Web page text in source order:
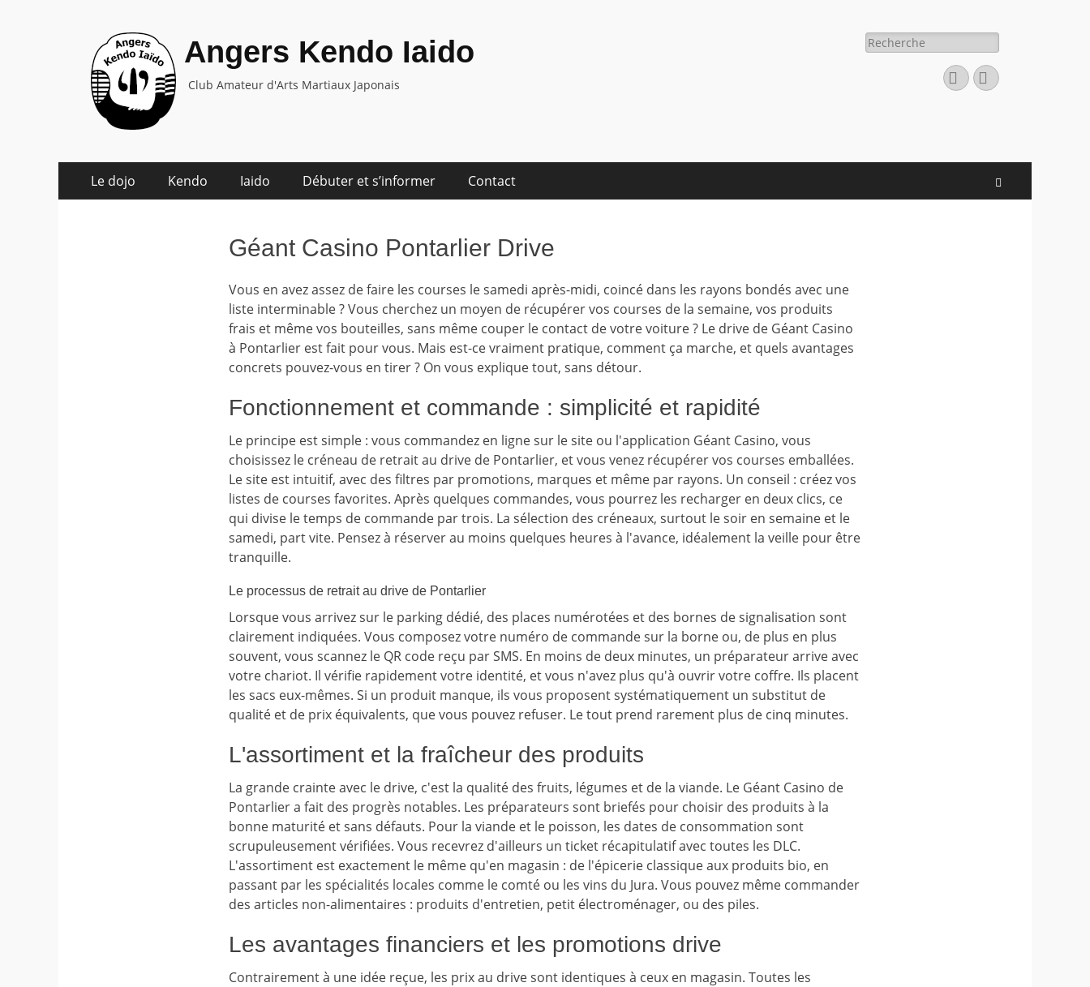
Angers Kendo Iaido
Club Amateur d'Arts Martiaux Japonais
Rechercher :
Facebook
E-
mail
Menu
principal
Le dojo Kendo Iaido Débuter et s’informer Contact
Géant Casino Pontarlier Drive
Vous en avez assez de faire les courses le samedi après-midi, coincé dans les rayons bondés avec une
liste interminable ? Vous cherchez un moyen de récupérer vos courses de la semaine, vos produits
frais et même vos bouteilles, sans même couper le contact de votre voiture ? Le drive de Géant Casino
à Pontarlier est fait pour vous. Mais est-ce vraiment pratique, comment ça marche, et quels avantages
concrets pouvez-vous en tirer ? On vous explique tout, sans détour.
Fonctionnement et commande : simplicité et rapidité
Le principe est simple : vous commandez en ligne sur le site ou l'application Géant Casino, vous
choisissez le créneau de retrait au drive de Pontarlier, et vous venez récupérer vos courses emballées.
Le site est intuitif, avec des filtres par promotions, marques et même par rayons. Un conseil : créez vos
listes de courses favorites. Après quelques commandes, vous pourrez les recharger en deux clics, ce
qui divise le temps de commande par trois. La sélection des créneaux, surtout le soir en semaine et le
samedi, part vite. Pensez à réserver au moins quelques heures à l'avance, idéalement la veille pour être
tranquille.
Le processus de retrait au drive de Pontarlier
Lorsque vous arrivez sur le parking dédié, des places numérotées et des bornes de signalisation sont
clairement indiquées. Vous composez votre numéro de commande sur la borne ou, de plus en plus
souvent, vous scannez le QR code reçu par SMS. En moins de deux minutes, un préparateur arrive avec
votre chariot. Il vérifie rapidement votre identité, et vous n'avez plus qu'à ouvrir votre coffre. Ils placent
les sacs eux-mêmes. Si un produit manque, ils vous proposent systématiquement un substitut de
qualité et de prix équivalents, que vous pouvez refuser. Le tout prend rarement plus de cinq minutes.
L'assortiment et la fraîcheur des produits
La grande crainte avec le drive, c'est la qualité des fruits, légumes et de la viande. Le Géant Casino de
Pontarlier a fait des progrès notables. Les préparateurs sont briefés pour choisir des produits à la
bonne maturité et sans défauts. Pour la viande et le poisson, les dates de consommation sont
scrupuleusement vérifiées. Vous recevrez d'ailleurs un ticket récapitulatif avec toutes les DLC.
L'assortiment est exactement le même qu'en magasin : de l'épicerie classique aux produits bio, en
passant par les spécialités locales comme le comté ou les vins du Jura. Vous pouvez même commander
des articles non-alimentaires : produits d'entretien, petit électroménager, ou des piles.
Les avantages financiers et les promotions drive
Contrairement à une idée reçue, les prix au drive sont identiques à ceux en magasin. Toutes les